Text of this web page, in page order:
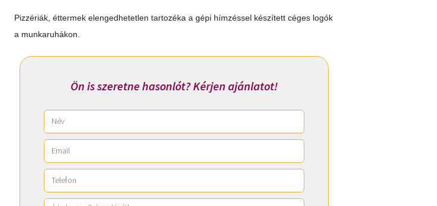
Pizzériák, éttermek elengedhetetlen tartozéka a gépi hímzéssel készített céges logók
a munkaruhákon.
Ön is szeretne hasonlót? Kérjen ajánlatot!